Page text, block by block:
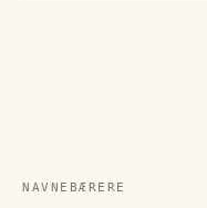
NAVNEBÆRERE